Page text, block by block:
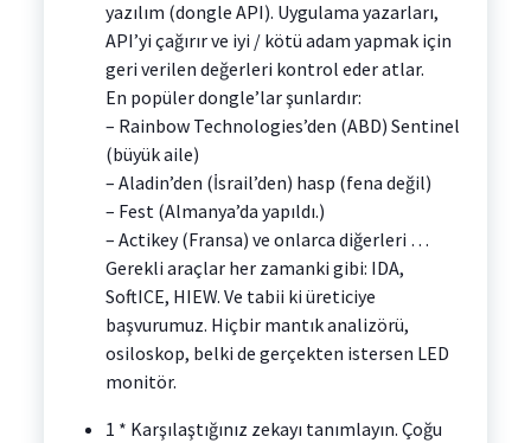
yazılım (dongle API). Uygulama yazarları,
API’yi çağırır ve iyi / kötü adam yapmak için
geri verilen değerleri kontrol eder atlar.
En popüler dongle’lar şunlardır:
– Rainbow Technologies’den (ABD) Sentinel
(büyük aile)
– Aladin’den (İsrail’den) hasp (fena değil)
– Fest (Almanya’da yapıldı.)
– Actikey (Fransa) ve onlarca diğerleri …
Gerekli araçlar her zamanki gibi: IDA,
SoftICE, HIEW. Ve tabii ki üreticiye
başvurumuz. Hiçbir mantık analizörü,
osiloskop, belki de gerçekten istersen LED
monitör.
1 * Karşılaştığınız zekayı tanımlayın. Çoğu